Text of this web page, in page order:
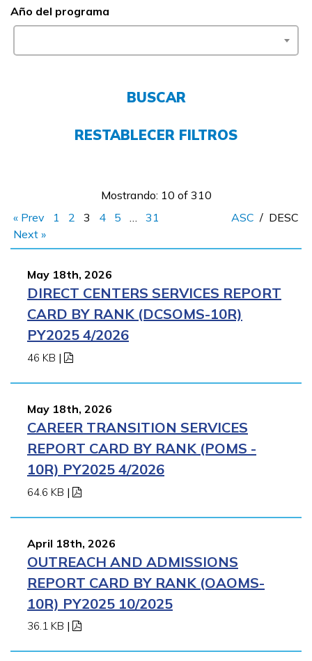
CONECTARSE
COMIENZA YA
Año del programa
BUSCAR
RESTABLECER FILTROS
Mostrando: 10 of 310
« Prev
1 2 3 4 5 …
31
Next »
ASC / DESC
May 18th, 2026
DIRECT CENTERS SERVICES REPORT
CARD BY RANK (DCSOMS-10R)
PY2025 4/2026
46 KB |
May 18th, 2026
CAREER TRANSITION SERVICES
REPORT CARD BY RANK (POMS -
10R) PY2025 4/2026
64.6 KB |
April 18th, 2026
OUTREACH AND ADMISSIONS
REPORT CARD BY RANK (OAOMS-
10R) PY2025 10/2025
36.1 KB |